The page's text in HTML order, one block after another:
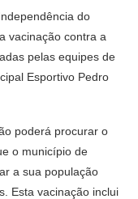
do
vacinação contra a
pelas equipes de
Esportivo Pedro
poderá procurar o
o município de
a sua população
Esta vacinação inclui